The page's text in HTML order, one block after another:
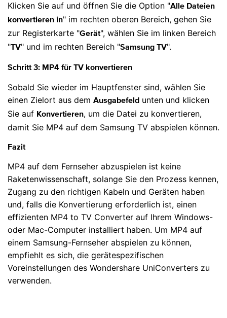
Klicken Sie auf und öffnen Sie die Option "Alle Dateien
konvertieren in" im rechten oberen Bereich, gehen Sie
zur Registerkarte "Gerät", wählen Sie im linken Bereich
"TV" und im rechten Bereich "Samsung TV".
Schritt 3: MP4 für TV konvertieren
Sobald Sie wieder im Hauptfenster sind, wählen Sie
einen Zielort aus dem Ausgabefeld unten und klicken
Sie auf Konvertieren, um die Datei zu konvertieren,
damit Sie MP4 auf dem Samsung TV abspielen können.
Fazit
MP4 auf dem Fernseher abzuspielen ist keine
Raketenwissenschaft, solange Sie den Prozess kennen,
Zugang zu den richtigen Kabeln und Geräten haben
und, falls die Konvertierung erforderlich ist, einen
effizienten MP4 to TV Converter auf Ihrem Windows-
oder Mac-Computer installiert haben. Um MP4 auf
einem Samsung-Fernseher abspielen zu können,
empfiehlt es sich, die gerätespezifischen
Voreinstellungen des Wondershare UniConverters zu
verwenden.